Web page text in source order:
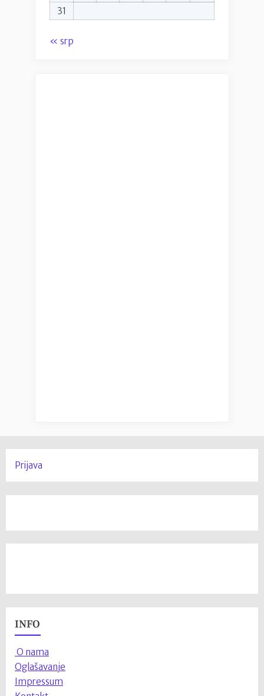
31
« srp
Prijava
INFO
O nama
Oglašavanje
Impressum